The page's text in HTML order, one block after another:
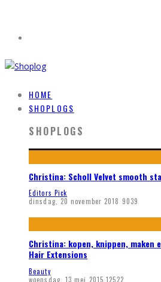
HOME
SHOPLOGS
SHOPLOGS
Christina: Scholl Velvet smooth
Editors Pick
dinsdag, 20 november 2018 9039
Christina: kopen, knippen, maken
Hair Extensions
Beauty
woensdag, 13 mei 2015 12522